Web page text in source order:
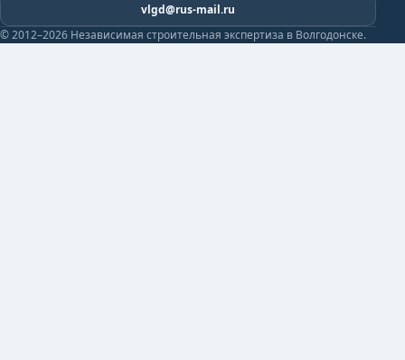
vlgd@rus-mail.ru
© 2012–2026 Независимая строительная экспертиза в Волгодонске.